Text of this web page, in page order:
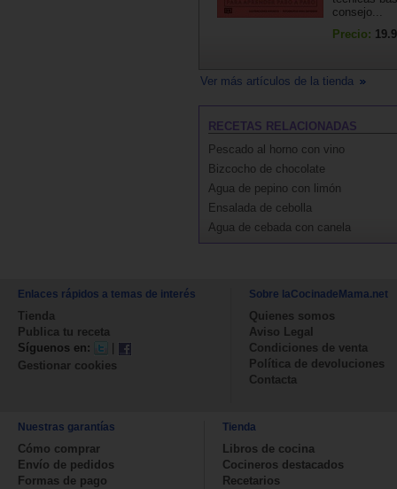
consejo...
Precio:
Ver más artículos de la tienda
RECETAS RELACIONADAS
Pescado al horno con vino
Bizcocho de chocolate
Agua de pepino con limón
Ensalada de cebolla
Agua de cebada con canela
Enlaces rápidos a temas de interés
Tienda
Publica tu receta
Síguenos en:
Gestionar cookies
Sobre laCocinadeMama.net
Quienes somos
Aviso Legal
Condiciones de venta
Política de devoluciones
Contacta
Nuestras garantías
Cómo comprar
Envío de pedidos
Formas de pago
Tienda
Libros de cocina
Cocineros destacados
Recetarios